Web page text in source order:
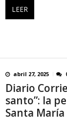
LEER
abril 27, 2025
Diario
santo”: la
Santa